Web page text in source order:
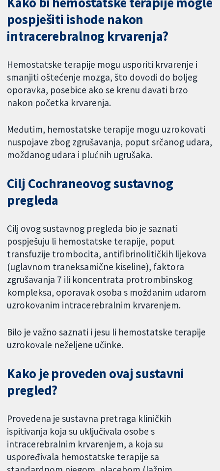
pospješiti ishode nakon
intracerebralnog krvarenja?
Hemostatske terapije mogu usporiti krvarenje i
smanjiti oštećenje mozga, što dovodi do boljeg
oporavka, posebice ako se krenu davati brzo
nakon početka krvarenja.
Međutim, hemostatske terapije mogu uzrokovati
nuspojave zbog zgrušavanja, poput srčanog udara,
moždanog udara i plućnih ugrušaka.
Cilj Cochraneovog sustavnog
pregleda
Cilj ovog sustavnog pregleda bio je saznati
pospješuju li hemostatske terapije, poput
transfuzije trombocita, antifibrinolitičkih lijekova
(uglavnom traneksamične kiseline), faktora
zgrušavanja 7 ili koncentrata protrombinskog
kompleksa, oporavak osoba s moždanim udarom
uzrokovanim intracerebralnim krvarenjem.
Bilo je važno saznati i jesu li hemostatske terapije
uzrokovale neželjene učinke.
Kako je proveden ovaj sustavni
pregled?
Provedena je sustavna pretraga kliničkih
ispitivanja koja su uključivala osobe s
intracerebralnim krvarenjem, a koja su
uspoređivala hemostatske terapije sa